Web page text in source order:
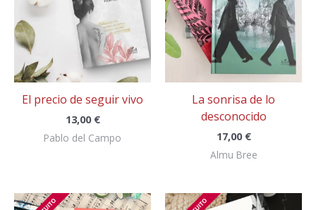
El precio de seguir vivo
13,00 €
Pablo del Campo
La sonrisa de lo
desconocido
17,00 €
Almu Bree